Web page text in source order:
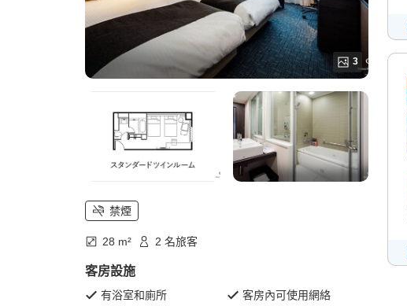
3
禁煙
28 m² 2 名旅客
客房設施
有浴室和廁所 客房內可使用網絡